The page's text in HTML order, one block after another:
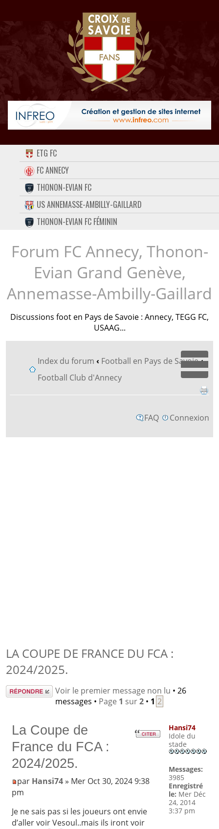
ACCUEIL
FORUM
CONTACT
FACEBOOK
TWITTER
INSTAGRAM
ETG FC
FC ANNECY
THONON-EVIAN FC
US ANNEMASSE-AMBILLY-GAILLARD
THONON-EVIAN FC FÉMININ
Forum FC Annecy, Thonon-
Evian Grand Genève,
Annemasse-Ambilly-Gaillard
Discussions foot en Pays de Savoie : Annecy, TEGG FC,
USAAG...
Index du forum ‹ Football en Pays de Savoie‹
Football Club d'Annecy
FAQ Connexion
LA COUPE DE FRANCE DU FCA :
2024/2025.
Répondre Voir le premier message non lu • 26
messages • Page 1 sur2• 1 2
La Coupe de
France du FCA :
2024/2025.
par Hansi74» Mer Oct 30, 2024 9:38
pm
Je ne sais pas si les joueurs ont envie
d’aller voir Vesoul..mais ils iront voir
Hansi74
Idole du
stade
Messages:
3985
Enregistré
le: Mer Déc
24, 2014
3:37 pm